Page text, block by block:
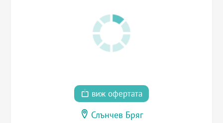
виж офертата
Слънчев Бряг